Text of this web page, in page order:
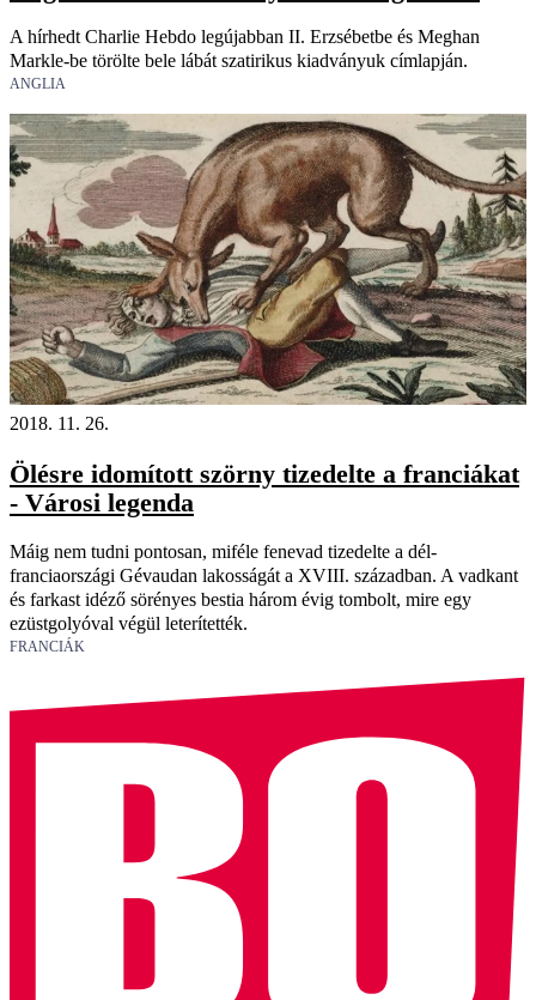
A hírhedt Charlie Hebdo legújabban II. Erzsébetbe és Meghan
Markle-be törölte bele lábát szatirikus kiadványuk címlapján.
ANGLIA
2018. 11. 26.
Ölésre idomított szörny tizedelte a franciákat
- Városi legenda
Máig nem tudni pontosan, miféle fenevad tizedelte a dél-
franciaországi Gévaudan lakosságát a XVIII. században. A vadkant
és farkast idéző sörényes bestia három évig tombolt, mire egy
ezüstgolyóval végül leterítették.
FRANCIÁK